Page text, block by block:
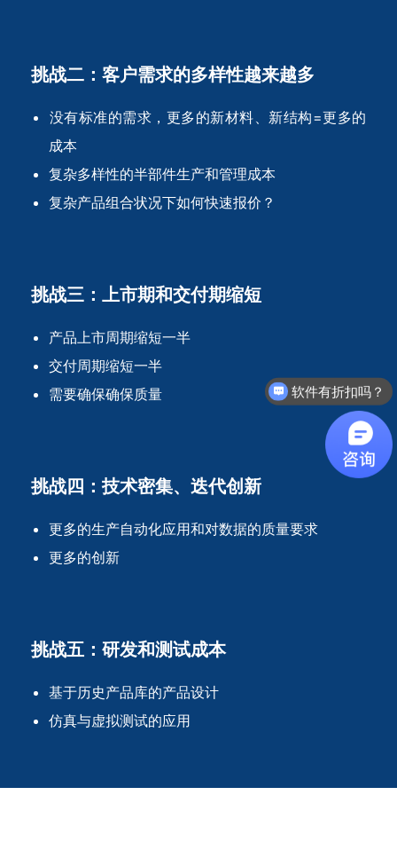
挑战二：客户需求的多样性越来越多
没有标准的需求，更多的新材料、新结构=更多的
成本
复杂多样性的半部件生产和管理成本
复杂产品组合状况下如何快速报价？
挑战三：上市期和交付期缩短
产品上市周期缩短一半
交付周期缩短一半
需要确保确保质量
挑战四：技术密集、迭代创新
更多的生产自动化应用和对数据的质量要求
更多的创新
挑战五：研发和测试成本
基于历史产品库的产品设计
仿真与虚拟测试的应用
软件有折扣吗？
最近有优惠吗？